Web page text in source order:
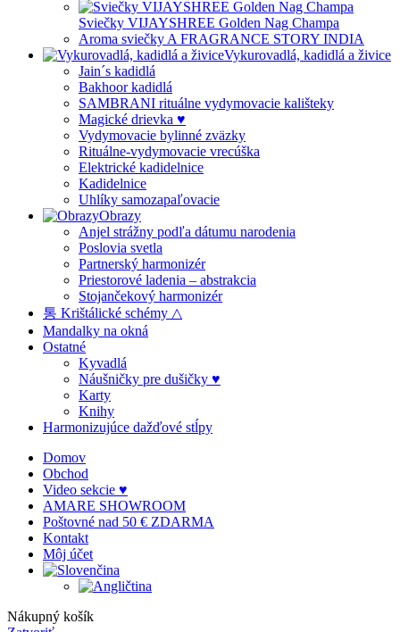
Sviečky VIJAYSHREE Golden Nag Champa
Aroma sviečky A FRAGRANCE STORY INDIA
Vykurovadlá, kadidlá a živice
Jain´s kadidlá
Bakhoor kadidlá
SAMBRANI rituálne vydymovacie kališteky
Magické drievka ♥
Vydymovacie bylinné zväzky
Rituálne-vydymovacie vrecúška
Elektrické kadidelnice
Kadidelnice
Uhlíky samozapaľovacie
Obrazy
Anjel strážny podľa dátumu narodenia
Poslovia svetla
Partnerský harmonizér
Priestorové ladenia – abstrakcia
Stojančekový harmonizér
통 Krištálické schémy △
Mandalky na okná
Ostatné
Kyvadlá
Náušničky pre dušičky ♥
Karty
Knihy
Harmonizujúce dažďové stĺpy
Domov
Obchod
Video sekcie ♥
AMARE SHOWROOM
Poštovné nad 50 € ZDARMA
Kontakt
Môj účet
Nákupný košík